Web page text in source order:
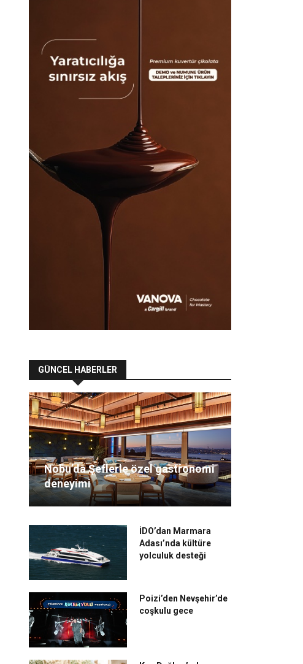
GÜNCEL HABERLER
Nobu’da Şeflerle özel gastronomi
deneyimi
İDO’dan Marmara
Adası’nda kültüre
yolculuk desteği
Poizi’den Nevşehir’de
coşkulu gece